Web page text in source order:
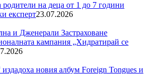
родители на деца от 1 до 7 години
експерт23.07.2026
и Дженерали Застраховане
кампания „Хидратирай се
издадоха новия албум Foreign Tongues и